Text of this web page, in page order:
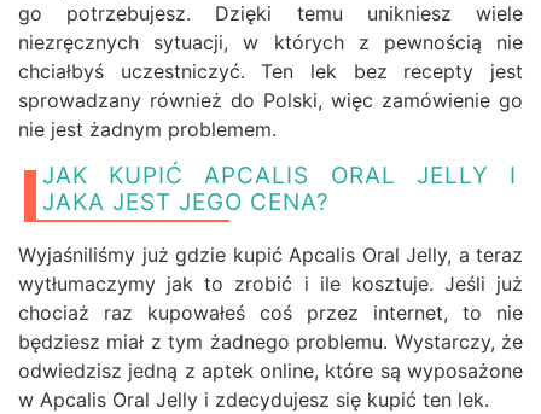
go potrzebujesz. Dzięki temu unikniesz wiele
niezręcznych sytuacji, w których z pewnością nie
chciałbyś uczestniczyć. Ten lek bez recepty jest
sprowadzany również do Polski, więc zamówienie go
nie jest żadnym problemem.
JAK KUPIĆ APCALIS ORAL JELLY I
JAKA JEST JEGO CENA?
Wyjaśniliśmy już gdzie kupić Apcalis Oral Jelly, a teraz
wytłumaczymy jak to zrobić i ile kosztuje. Jeśli już
chociaż raz kupowałeś coś przez internet, to nie
będziesz miał z tym żadnego problemu. Wystarczy, że
odwiedzisz jedną z aptek online, które są wyposażone
w Apcalis Oral Jelly i zdecydujesz się kupić ten lek.